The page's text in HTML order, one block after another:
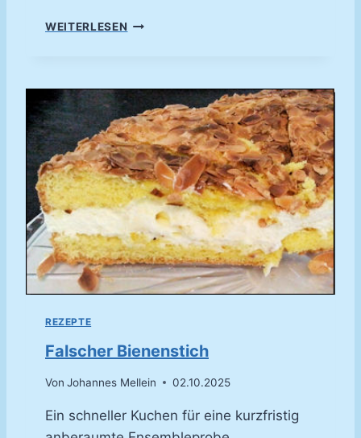
WEITERLESEN S
A
Z
W
Ä
L
D
E
K
I
R
S
T
O
R
E
REZEPTE
Falscher Bienenstich
Von Johannes Mellein 02.10.2025
Ein schneller Kuchen für eine kurzfristig